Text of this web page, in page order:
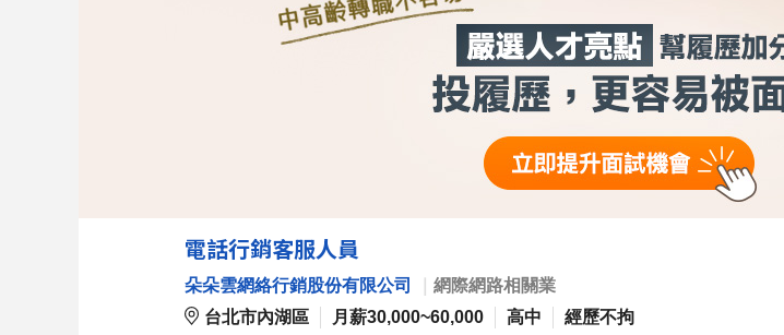
電話行銷客服人員
朵朵雲網絡行銷股份有限公司
網際網路相關業
台北市內湖區
月薪30,000~60,000 高中
經歷不拘